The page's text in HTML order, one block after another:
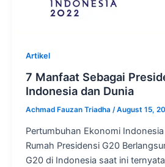
Artikel
7 Manfaat Sebagai
Indonesia dan Dunia
Achmad Fauzan Triadha /August 15,
Pertumbuhan Ekonomi
Rumah Presidensi G20
G20 di Indonesia saat ini